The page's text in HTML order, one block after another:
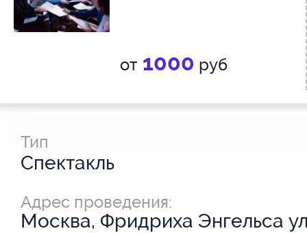
от 1000 руб
Тип
Спектакль
Адрес проведения:
Москва, Фридриха Энгельса